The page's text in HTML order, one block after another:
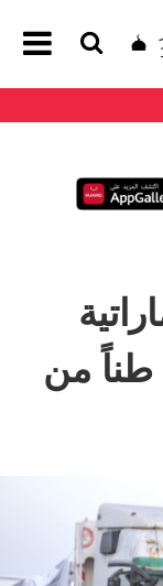
تدخل غزة تحمل 416 طناً من